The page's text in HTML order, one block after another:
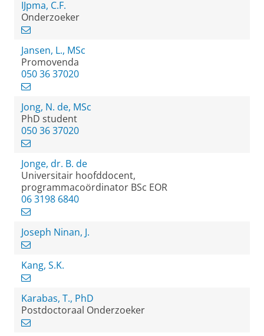
IJpma, C.F.
Onderzoeker
Jansen, L., MSc
Promovenda
050 36 37020
Jong, N. de, MSc
PhD student
050 36 37020
Jonge, dr. B. de
Universitair hoofddocent,
programmacoördinator BSc EOR
06 3198 6840
Joseph Ninan, J.
Kang, S.K.
Karabas, T., PhD
Postdoctoraal Onderzoeker